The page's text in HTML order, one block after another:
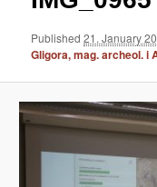
Published21. January
Gligora, mag. archeol. i